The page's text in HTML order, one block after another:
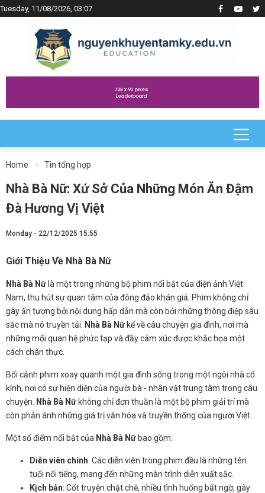
Tuesday, 11/08/2026, 03:07
Home Tin tổng hợp
Nhà Bà Nữ: Xứ Sở Của Những Món Ăn Đậm
Đà Hương Vị Việt
Monday - 22/12/2025 15:55
Giới Thiệu Về Nhà Bà Nữ
Nhà Bà Nữ là một trong những bộ phim nổi bật của điện ảnh Việt
Nam, thu hút sự quan tâm của đông đảo khán giả. Phim không chỉ
gây ấn tượng bởi nội dung hấp dẫn mà còn bởi những thông điệp sâu
sắc mà nó truyền tải.
Nhà Bà Nữ kể về câu chuyện gia đình, nơi mà
những mối quan hệ phức tạp và đầy cảm xúc được khắc họa một
cách chân thực.
Bối cảnh phim xoay quanh một gia đình sống trong một ngôi nhà cổ
kính, nơi có sự hiện diện của người bà - nhân vật trung tâm trong câu
chuyện.
Nhà Bà Nữ không chỉ đơn thuần là một bộ phim giải trí mà
còn phản ánh những giá trị văn hóa và truyền thống của người Việt.
Một số điểm nổi bật của Nhà Bà Nữ bao gồm:
Diễn viên chính: Các diễn viên trong phim đều là những tên
tuổi nổi tiếng, mang đến những màn trình diễn xuất sắc.
Kịch bản: Cốt truyện chặt chẽ, nhiều tình huống bất ngờ, gây